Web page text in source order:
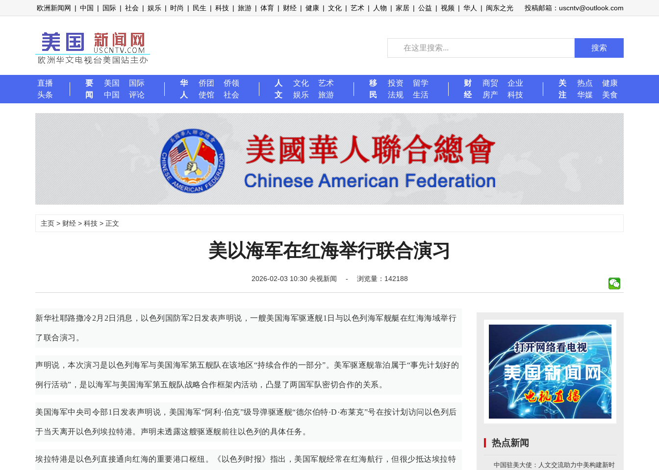
欧洲新闻网 | 中国 | 国际 | 社会 | 娱乐 | 时尚 | 民生 | 科技 | 旅游 | 体育 | 财经 | 健康 | 文化 | 艺术 | 人物 | 家居 | 公益 | 视频 | 华人 | 闽东之光 投稿邮箱：uscntv@outlook.com
搜索
直播
头条
要
闻
美国
国际
中国
评论
华
人
侨团
侨领
使馆
社会
人
文
文化
艺术
娱乐
旅游
移
民
投资
留学
法规
生活
财
经
商贸
企业
房产
科技
关
注
热点
健康
华媒
美食
主页 > 财经 > 科技 > 正文
美以海军在红海举行联合演习
2026-02-03 10:30 央视新闻 - 浏览量：142188
新华社耶路撒冷2月2日消息，以色列国防军2日发表声明说，一艘美国海军驱逐舰1日与以色列海军舰艇在红海海域举行
了联合演习。
声明说，本次演习是以色列海军与美国海军第五舰队在该地区“持续合作的一部分”。美军驱逐舰靠泊属于“事先计划好的
例行活动”，是以海军与美国海军第五舰队战略合作框架内活动，凸显了两国军队密切合作的关系。
美国海军中央司令部1日发表声明说，美国海军“阿利·伯克”级导弹驱逐舰“德尔伯特·D·布莱克”号在按计划访问以色列后
于当天离开以色列埃拉特港。声明未透露这艘驱逐舰前往以色列的具体任务。
埃拉特港是以色列直接通向红海的重要港口枢纽。《以色列时报》指出，美国军舰经常在红海航行，但很少抵达埃拉特
热点新闻
中国驻美大使：人文交流助力中美构建新时